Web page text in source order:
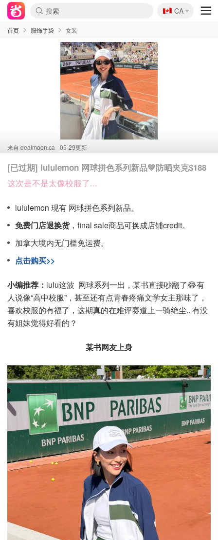
🇨🇦
CA
首页 服饰手袋 女装
来自 dealmoon.ca 05-29更新
[已过期] lululemon 网球拼色系列新品💚防晒夹克$188
这次是不是太像校服了...
lululemon 现有 网球拼色系列新品。
免费门店退换货，final sale商品可换成店铺credit。
加拿大境内无门槛免运费。
点击购买>>
小编推荐： lulu这波 网球系列一出，某书直接吵翻了😂有
人说像“高中校服”，甚至还有点青春疼痛文学女主那味了，
喜欢校服的有福了，这期真的在难评赛道上一骑绝尘.. 有没
有姐妹觉得好看的？
某书网友上身